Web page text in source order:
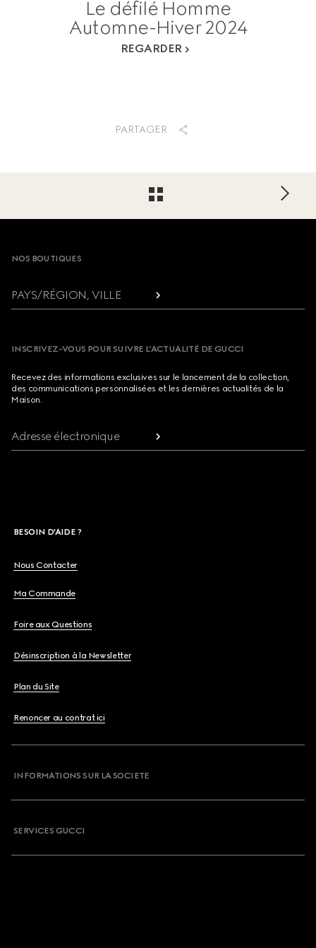
Le défilé Homme
Automne-Hiver 2024
REGARDER
PARTAGER
NOS BOUTIQUES
PAYS/RÉGION, VILLE
INSCRIVEZ-VOUS POUR SUIVRE L’ACTUALITÉ DE GUCCI
Recevez des informations exclusives sur le lancement de la collection,
des communications personnalisées et les dernières actualités de la
Maison.
Adresse électronique
BESOIN D'AIDE ?
Nous Contacter
Ma Commande
Foire aux Questions
Désinscription à la Newsletter
Plan du Site
Renoncer au contrat ici
INFORMATIONS SUR LA SOCIETE
SERVICES GUCCI